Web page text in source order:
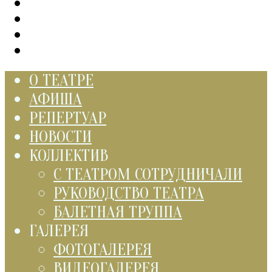
О ТЕАТРЕ
АФИША
РЕПЕРТУАР
НОВОСТИ
КОЛЛЕКТИВ
С ТЕАТРОМ СОТРУДНИЧАЛИ
РУКОВОДСТВО ТЕАТРА
БАЛЕТНАЯ ТРУППА
ГАЛЕРЕЯ
ФОТОГАЛЕРЕЯ